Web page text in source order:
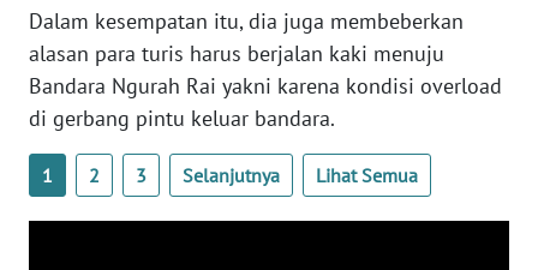
Dalam kesempatan itu, dia juga membeberkan
alasan para turis harus berjalan kaki menuju
Bandara Ngurah Rai yakni karena kondisi overload
di gerbang pintu keluar bandara.
1 2 3 Selanjutnya Lihat Semua
WN
SERAMBI
WN
JAMBI